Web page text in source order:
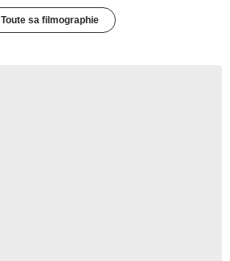
Toute sa filmographie